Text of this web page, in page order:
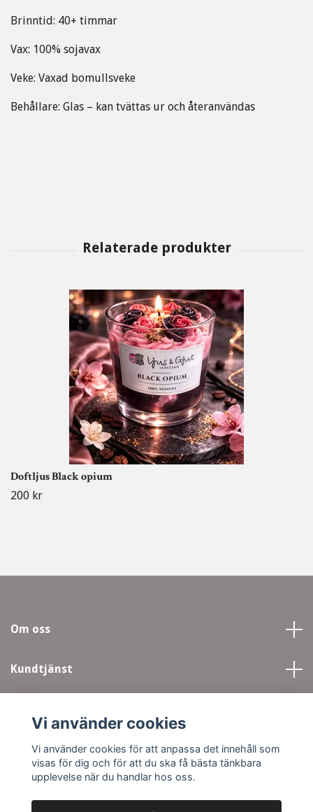
Brinntid: 40+ timmar
Vax: 100% sojavax
Veke: Vaxad bomullsveke
Behållare: Glas – kan tvättas ur och återanvändas
Doftljus Black opium
200 kr
Om oss
Kundtjänst
Sociala medier
Vi använder cookies
Vi använder cookies för att anpassa det innehåll som
visas för dig och för att du ska få bästa tänkbara
upplevelse när du handlar hos oss.